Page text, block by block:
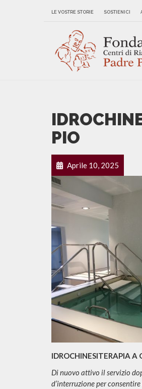
LE VOSTRE STORIE SOSTIENICI
PIO
Aprile 10, 2025
IDROCHINESITERAPIA A
Di nuovo attivo il servizio
d’interruzione per